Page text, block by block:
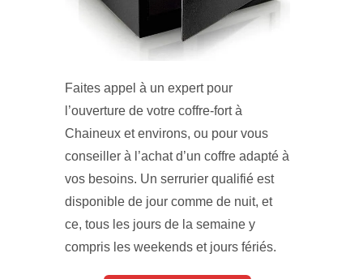
Faites appel à un expert pour
l’ouverture de votre coffre-fort à
Chaineux et environs, ou pour vous
conseiller à l’achat d’un coffre adapté à
vos besoins. Un serrurier qualifié est
disponible de jour comme de nuit, et
ce, tous les jours de la semaine y
compris les weekends et jours fériés.